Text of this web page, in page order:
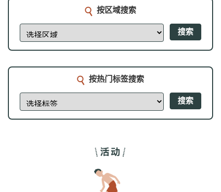
按区域搜索
搜索
按热门标签搜索
搜索